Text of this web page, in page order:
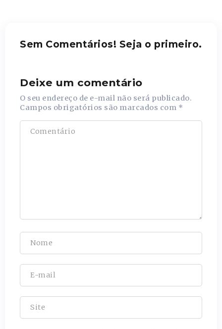
Sem Comentários! Seja o primeiro.
Deixe um comentário
O seu endereço de e-mail não será publicado.
Campos obrigatórios são marcados com *